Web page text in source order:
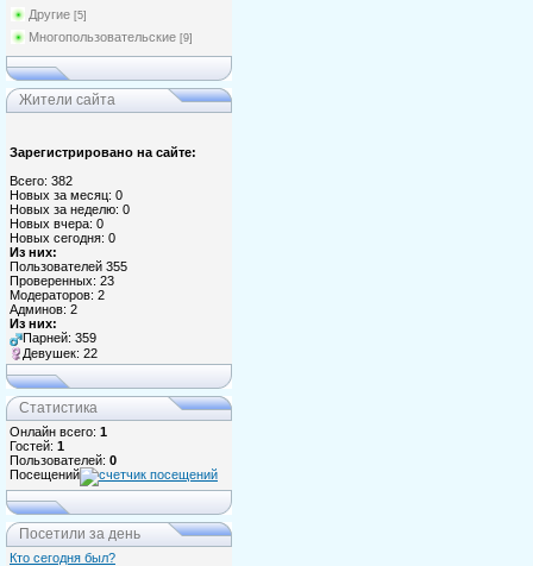
Другие [5]
Многопользовательские [9]
Жители сайта
Зарегистрировано на сайте:
Всего: 382
Новых за месяц: 0
Новых за неделю: 0
Новых вчера: 0
Новых сегодня: 0
Из них:
Пользователей 355
Проверенных: 23
Модераторов: 2
Админов: 2
Из них:
Парней: 359
Девушек: 22
Статистика
Онлайн всего: 1
Гостей: 1
Пользователей: 0
Посещений
Посетили за день
Кто сегодня был?